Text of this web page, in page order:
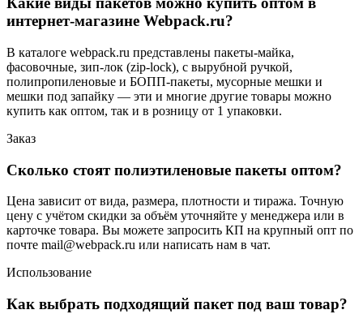
интернет-магазине Webpack.ru?
В каталоге webpack.ru представлены пакеты-майка,
фасовочные, зип-лок (zip-lock), с вырубной ручкой,
полипропиленовые и БОПП-пакеты, мусорные мешки и
мешки под запайку — эти и многие другие товары можно
купить как оптом, так и в розницу от 1 упаковки.
Заказ
Сколько стоят полиэтиленовые пакеты оптом?
Цена зависит от вида, размера, плотности и тиража. Точную
цену с учётом скидки за объём уточняйте у менеджера или в
карточке товара. Вы можете запросить КП на крупный опт по
почте mail@webpack.ru или написать нам в чат.
Использование
Как выбрать подходящий пакет под ваш товар?